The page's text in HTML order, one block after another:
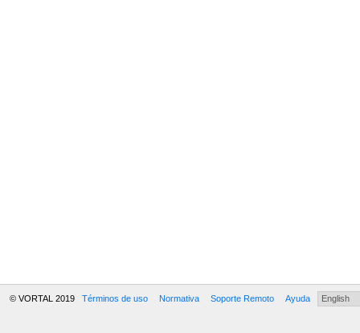
© VORTAL 2019 Términos de uso Normativa Soporte Remoto Ayuda